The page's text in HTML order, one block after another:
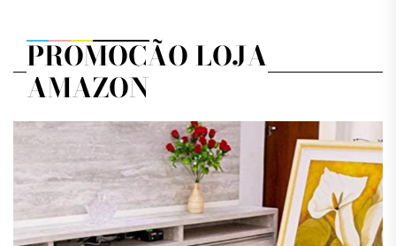
PROMOÇÃO LOJA
AMAZON